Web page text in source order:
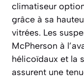
climatiseur
grâce à sa
vitrées. Les
McPherson à
hélicoïdaux et la
assurent une